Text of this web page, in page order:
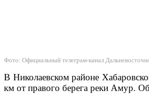
Фото: Официальный телеграм-канал
В Николаевском районе
км от правого берега реки Амур.